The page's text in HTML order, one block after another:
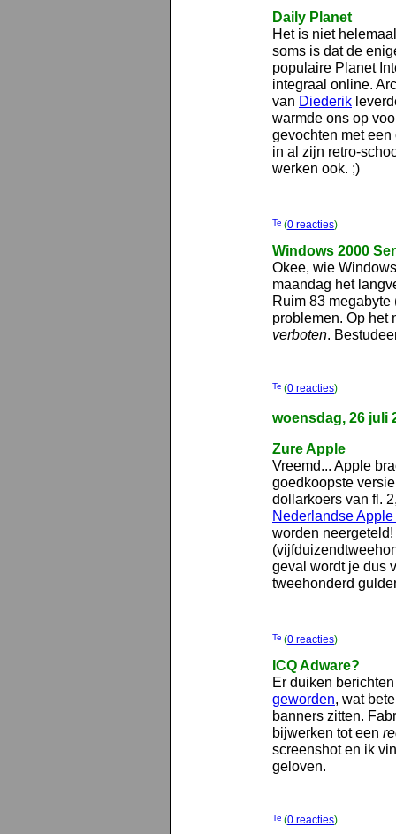
Daily Planet
Het is niet
soms is dat de
populaire Planet
integraal online.
van Diederik
warmde ons op
gevochten met
in al zijn retro-
werken ook. ;)
(0 reacties)
Windows 2000
Okee, wie
maandag het
Ruim 83 megabyte
problemen. Op het
verboten.
(0 reacties)
woensdag, 26 juli
Zure Apple
Vreemd... Apple
goedkoopste
dollarkoers van fl.
Nederlandse Apple
worden
geval wordt je dus
tweehonderd
(0 reacties)
ICQ Adware?
Er duiken
geworden, wat
banners zitten.
bijwerken tot een
screenshot en ik
geloven.
(0 reacties)